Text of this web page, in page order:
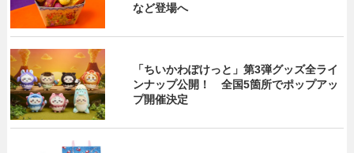
など登場へ
「ちいかわぽけっと」第3弾グッズ全ライ
ンナップ公開！ 全国5箇所でポップアッ
プ開催決定